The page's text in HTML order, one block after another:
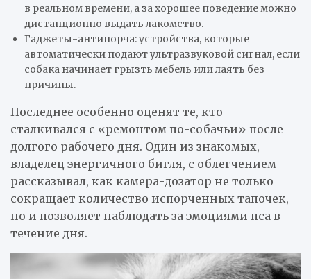
в реальном времени, а за хорошее поведение можно
дистанционно выдать лакомство.
Гаджеты-антипорча: устройства, которые
автоматически подают ультразвуковой сигнал, если
собака начинает грызть мебель или лаять без
причины.
Последнее особенно оценят те, кто
сталкивался с «ремонтом по-собачьи» после
долгого рабочего дня. Один из знакомых,
владелец энергичного бигля, с облегчением
рассказывал, как камера-дозатор не только
сокращает количество испорченных тапочек,
но и позволяет наблюдать за эмоциями пса в
течение дня.